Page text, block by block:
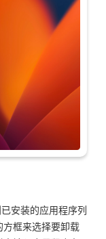
安装的应用程序列
方框来选择要卸载